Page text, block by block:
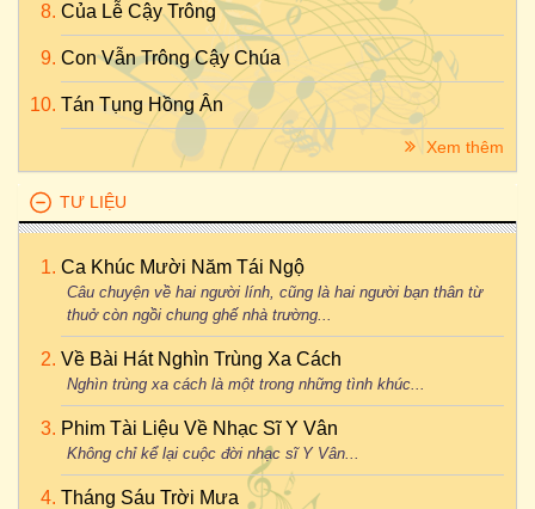
Của Lễ Cậy Trông
Con Vẫn Trông Cậy Chúa
Tán Tụng Hồng Ân
Xem thêm
TƯ LIỆU
Ca Khúc Mười Năm Tái Ngộ
Câu chuyện về hai người lính, cũng là hai người bạn thân từ
thuở còn ngồi chung ghế nhà trường...
Về Bài Hát Nghìn Trùng Xa Cách
Nghìn trùng xa cách là một trong những tình khúc...
Phim Tài Liệu Về Nhạc Sĩ Y Vân
Không chỉ kể lại cuộc đời nhạc sĩ Y Vân...
Tháng Sáu Trời Mưa